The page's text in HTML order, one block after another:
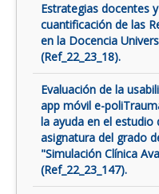
Estrategias docentes y
cuantificación de las
en la Docencia
(Ref_22_23_18).
Evaluación de la
app móvil e-
la ayuda en el estudio
asignatura del grado
"Simulación Clínica
(Ref_22_23_147).